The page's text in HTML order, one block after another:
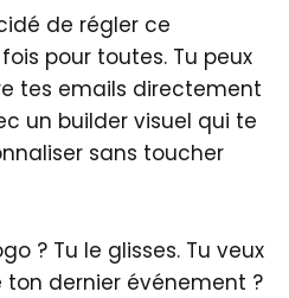
de régler ce
pour toutes. Tu peux
tes emails directement
un builder visuel qui te
sans toucher
? Tu le glisses. Tu veux
dernier événement ?